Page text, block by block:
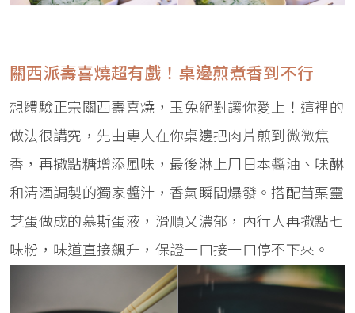
關西派壽喜燒超有戲！桌邊煎煮香到不行
想體驗正宗關西壽喜燒，玉兔絕對讓你愛上！這裡的
做法很講究，先由專人在你桌邊把肉片煎到微微焦
香，再撒點糖增添風味，最後淋上用日本醬油、味醂
和清酒調製的獨家醬汁，香氣瞬間爆發。搭配苗栗靈
芝蛋做成的慕斯蛋液，滑順又濃郁，內行人再撒點七
味粉，味道直接飆升，保證一口接一口停不下來。